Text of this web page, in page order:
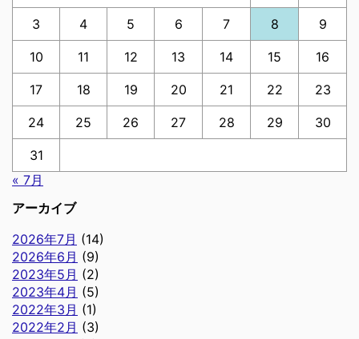
3 4 5 6 7 8 9
10 11 12 13 14 15 16
17 18 19 20 21 22 23
24 25 26 27 28 29 30
31
« 7月
アーカイブ
2026年7月 (14)
2026年6月 (9)
2023年5月 (2)
2023年4月 (5)
2022年3月 (1)
2022年2月 (3)